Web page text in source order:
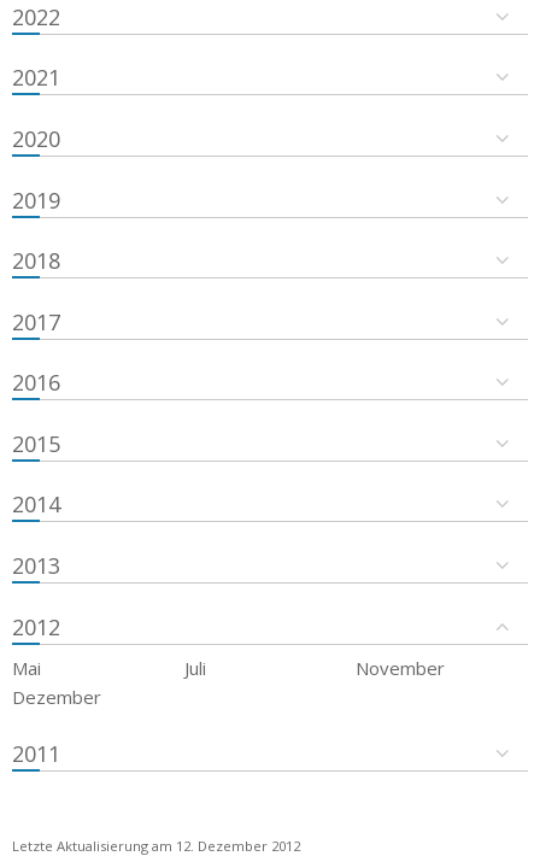
2022
2021
2020
2019
2018
2017
2016
2015
2014
2013
2012
Mai Juli
November
Dezember
2011
Letzte Aktualisierung am 12. Dezember 2012